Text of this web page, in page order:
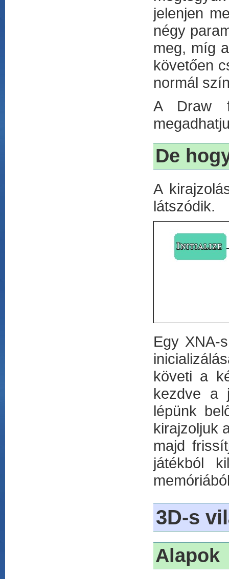
jelenjen
négy
meg, míg
követően
normál
A Draw
De
A
látszódik.
Egy XNA-
követi a
kezdve a
lépünk
kirajzoljuk
majd
játékból
3D-s
Alapok